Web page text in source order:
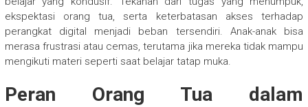
ekspektasi orang tua, serta keterbatasan akses terhadap
perangkat digital menjadi beban tersendiri. Anak-anak bisa
merasa frustrasi atau cemas, terutama jika mereka tidak mampu
mengikuti materi seperti saat belajar tatap muka.
Peran Orang Tua dalam